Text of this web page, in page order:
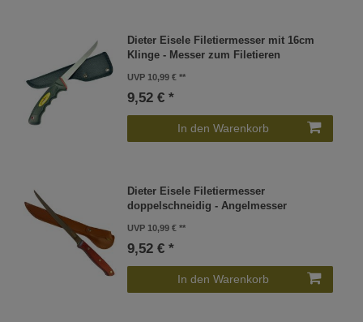
Dieter Eisele Filetiermesser mit 16cm
Klinge - Messer zum Filetieren
UVP 10,99 €
9,52 € *
In den Warenkorb
Dieter Eisele Filetiermesser
doppelschneidig - Angelmesser
UVP 10,99 €
9,52 € *
In den Warenkorb